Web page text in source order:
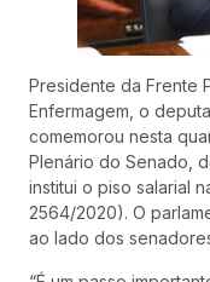
Presidente da Frente
Enfermagem, o
comemorou nesta
Plenário do Senado,
institui o piso salarial
2564/2020). O
ao lado dos